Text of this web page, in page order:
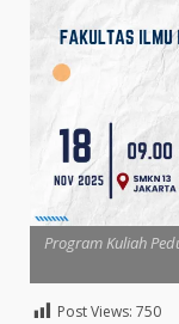
Program Kuliah
Post Views: 750